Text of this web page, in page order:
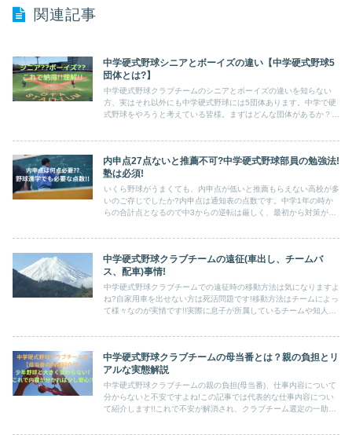
関連記事
中学硬式野球シニアとボーイズの違い【中学硬式野球5
団体とは?】
中学硬式野球クラブチームのシニアとボーイズの違いを知らない
方、実はそれ以外にも中学硬式野球には5団体あります。中学で硬
式野球をやろうと考えている皆様。まずはどんな団体があるか？違
内申点27点ないと推薦不可?中学硬式野球部員の勉強法!
塾は必須!
いくら野球がうまくても、内申点が低いと推薦もらえない高校が多
いのご存じでしたか?内申点は通知表の点数です。中学1年の時か
らの合計点となるので中3からの逆転は厳しく、最初から対策が必
中学硬式野球クラブチームの遠征(車出し、チームバ
ス、配車)事情!
中学硬式野球クラブチームでの遠征時の移動方法は気になりますよ
ね?自家用車を出せない方は死活問題です!移動方法はチームによっ
て様々なのが実情です!!実際に息子が所属しているチームや知人の
中学硬式野球クラブチームの母当番とは？親の負担とリ
アルな実態解説
中学硬式野球クラブチームの親の負担(母当番)、仕事内容について
分からないと不安ですよね!この記事では代表的な仕事内容につい
て紹介します!!これで不安が解消され、クラブチーム選定の一助に